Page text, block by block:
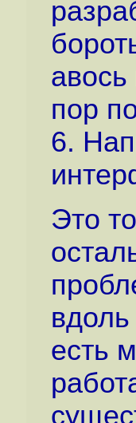
авось
пор
6.
Это
есть